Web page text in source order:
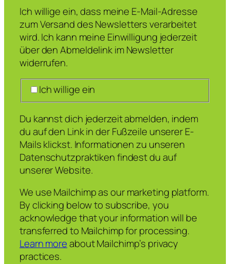
Ich willige ein, dass meine E-Mail-Adresse
zum Versand des Newsletters verarbeitet
wird. Ich kann meine Einwilligung jederzeit
über den Abmeldelink im Newsletter
widerrufen.
Ich willige ein
Du kannst dich jederzeit abmelden, indem
du auf den Link in der Fußzeile unserer E-
Mails klickst. Informationen zu unseren
Datenschutzpraktiken findest du auf
unserer Website.
We use Mailchimp as our marketing platform.
By clicking below to subscribe, you
acknowledge that your information will be
transferred to Mailchimp for processing.
Learn moreabout Mailchimp’s privacy
practices.